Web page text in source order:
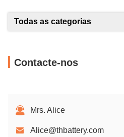
Todas as categorias
Contacte-nos
Mrs. Alice
Alice@thbattery.com